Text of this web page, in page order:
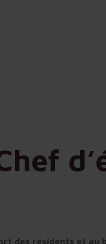
des résidents et au